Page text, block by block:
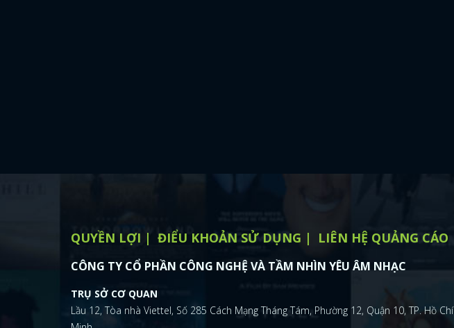
QUYỀN LỢI ĐIỂU KHOẢN SỬ DỤNG LIÊN HỆ QUẢNG CÁO
CÔNG TY CỔ PHẦN CÔNG NGHỆ VÀ TẦM NHÌN YÊU ÂM NHẠC
TRỤ SỞ CƠ QUAN
Lầu 12, Tòa nhà Viettel, Số 285 Cách Mạng Tháng Tám, Phường 12, Quận 10, TP. Hồ Chí